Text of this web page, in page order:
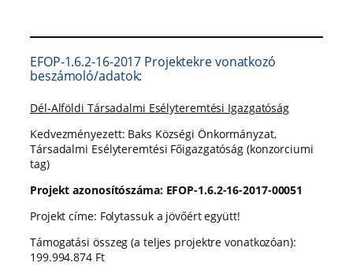
EFOP-1.6.2-16-2017 Projektekre vonatkozó
beszámoló/adatok:
Dél-Alföldi Társadalmi Esélyteremtési Igazgatóság
Kedvezményezett: Baks Községi Önkormányzat,
Társadalmi Esélyteremtési Főigazgatóság (konzorciumi
tag)
Projekt azonosítószáma: EFOP-1.6.2-16-2017-00051
Projekt címe: Folytassuk a jövőért együtt!
Támogatási összeg (a teljes projektre vonatkozóan):
199.994.874 Ft